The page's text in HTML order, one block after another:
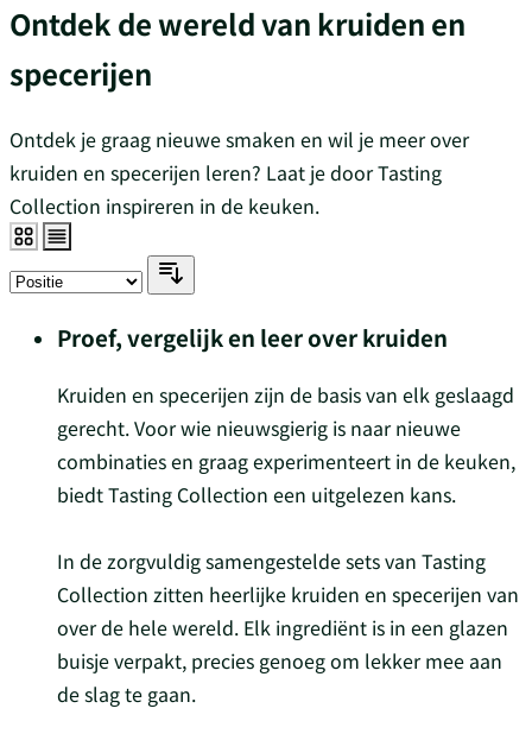
Ontdek de wereld van kruiden en
specerijen
Ontdek je graag nieuwe smaken en wil je meer over
kruiden en specerijen leren? Laat je door Tasting
Collection inspireren in de keuken.
Proef, vergelijk en leer over kruiden
Kruiden en specerijen zijn de basis van elk geslaagd
gerecht. Voor wie nieuwsgierig is naar nieuwe
combinaties en graag experimenteert in de keuken,
biedt Tasting Collection een uitgelezen kans.
In de zorgvuldig samengestelde sets van Tasting
Collection zitten heerlijke kruiden en specerijen van
over de hele wereld. Elk ingrediënt is in een glazen
buisje verpakt, precies genoeg om lekker mee aan
de slag te gaan.